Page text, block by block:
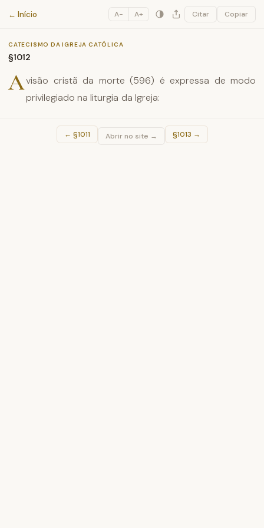
Catecismo da Igreja Católica
← Início A− A+ Citar Copiar
CATECISMO DA IGREJA CATÓLICA
§1012
Avisão cristã da morte (596) é expressa de modo
privilegiado na liturgia da Igreja:
← §1011 Abrir no site → §1013 →